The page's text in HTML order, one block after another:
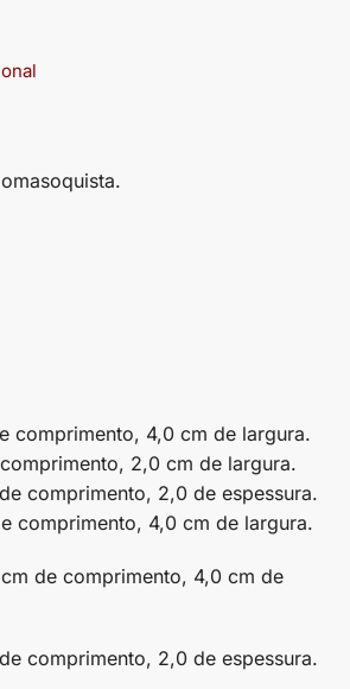
comprimento, 4,0 cm de largura.
2,0 cm de largura.
comprimento, 2,0 de espessura.
comprimento, 4,0 cm de largura.
de comprimento, 4,0 cm de
comprimento, 2,0 de espessura.